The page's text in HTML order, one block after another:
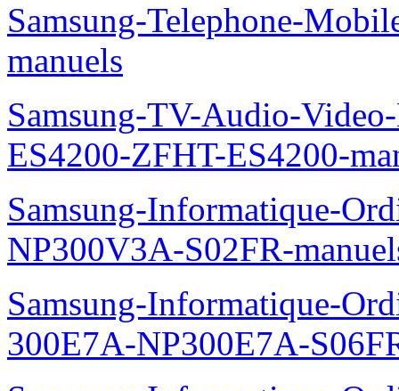
Samsung-Telephone-
manuels
Samsung-TV-Audio-
ES4200-ZFHT-ES4200-
Samsung-Informatique-
NP300V3A-S02FR-
Samsung-Informatique-
300E7A-NP300E7A-